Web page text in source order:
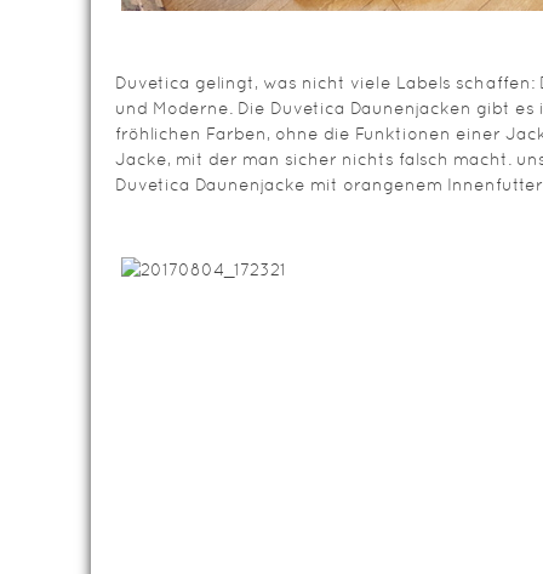
Duvetica gelingt, was nicht viele Labels schaffen:
und Moderne. Die Duvetica Daunenjacken gibt
fröhlichen Farben, ohne die Funktionen einer
Jacke, mit der man sicher nichts falsch macht.
Duvetica Daunenjacke mit orangenem